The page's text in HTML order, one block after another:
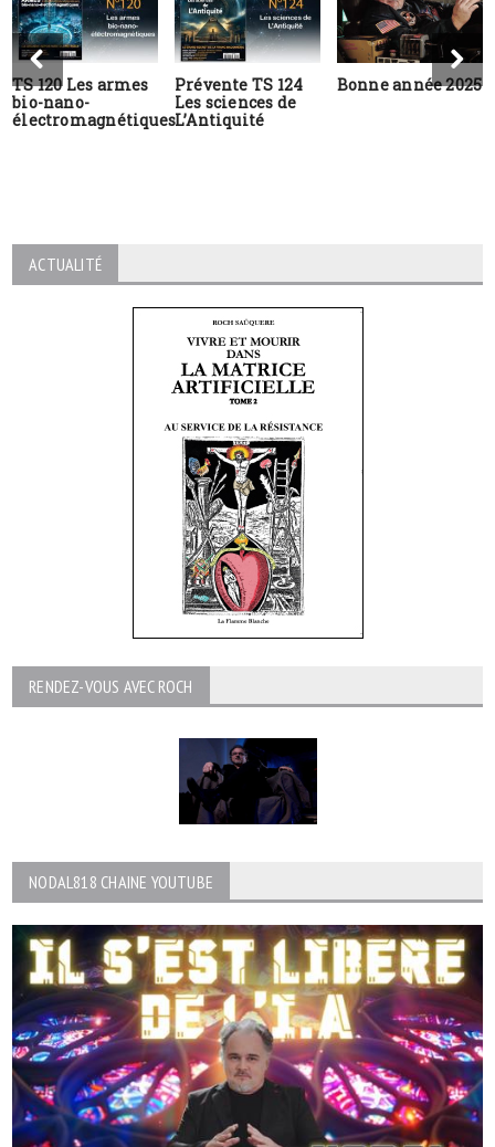
TS 120 Les armes
bio-nano-
électromagnétiques
Prévente TS 124
Les sciences de
L’Antiquité
Bonne année 2025
ACTUALITÉ
RENDEZ-VOUS AVEC ROCH
NODAL818 CHAINE YOUTUBE